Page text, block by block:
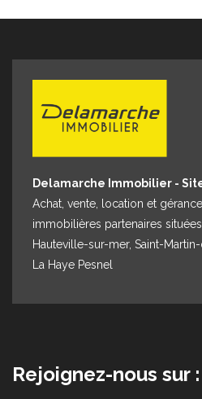
Delamarche Immobilier -
Achat, vente, location et
immobilières partenaires situées
Hauteville-sur-mer, Saint-
La Haye Pesnel
Rejoignez-nous sur :